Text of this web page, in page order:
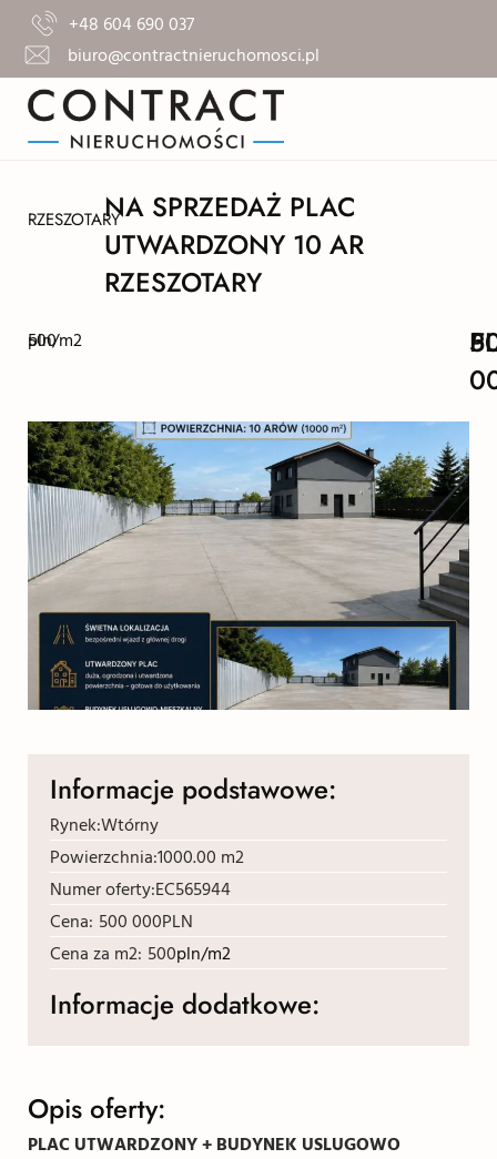
+48 604 690 037
biuro@contractnieruchomosci.pl
RZESZOTARYNA SPRZEDAŻ PLAC
UTWARDZONY 10 AR
RZESZOTARY
500
pln/m2
Opis oferty:
PLAC UTWARDZONY + BUDYNEK USLUGOWO
Informacje podstawowe:
Rynek:Wtórny
Powierzchnia:1000.00 m2
Numer oferty:EC565944
Cena: 500 000PLN
Cena za m2: 500pln/m2
Informacje dodatkowe: